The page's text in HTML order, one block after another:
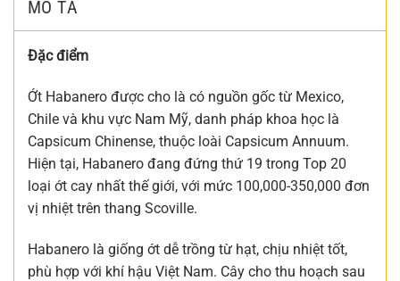
MÔ TẢ
Đặc điểm
Ớt Habanero được cho là có nguồn gốc từ Mexico,
Chile và khu vực Nam Mỹ, danh pháp khoa học là
Capsicum Chinense, thuộc loài Capsicum Annuum.
Hiện tại, Habanero đang đứng thứ 19 trong Top 20
loại ớt cay nhất thế giới, với mức 100,000-350,000 đơn
vị nhiệt trên thang Scoville.
Habanero là giống ớt dễ trồng từ hạt, chịu nhiệt tốt,
phù hợp với khí hậu Việt Nam. Cây cho thu hoạch sau